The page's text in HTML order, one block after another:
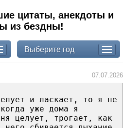
цитаты, анекдоты и
из бездны!
Выберите год
07.07.2026
и ласкает, то я не
уже дома я
целует, трогает, как